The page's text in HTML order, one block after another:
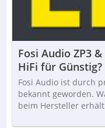
Fosi Audio ZP3
HiFi für
Fosi Audio ist durch
bekannt geworden.
beim Hersteller